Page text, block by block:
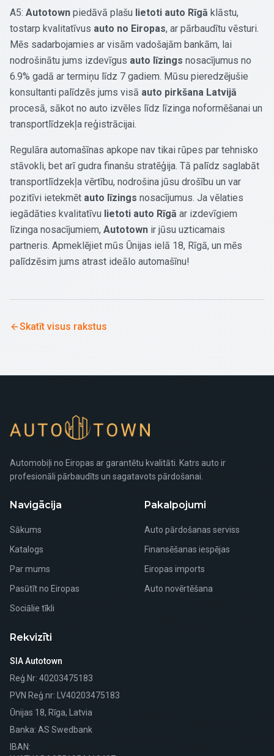
A5: Autotown piedāvā plašu lietoti auto Rīgā klāstu,
tostarp kvalitatīvus auto no Eiropas, ar pārbaudītu vēsturi.
Mēs sadarbojamies ar visām vadošajām bankām, lai
nodrošinātu jums izdevīgus auto līzings nosacījumus no
6.9% gadā ar termiņu līdz 7 gadiem. Mūsu pieredzējušie
konsultanti palīdzēs jums visā auto pirkšana Latvijā
procesā, sākot no auto izvēles līdz līzinga noformēšanai un
transportlīdzekļa reģistrācijai.
Regulāra automašīnas apkope nav tikai rūpes par tehnisko
stāvokli, bet arī gudra finanšu stratēģija. Tā palīdz saglabāt
transportlīdzekļa vērtību, nodrošina jūsu drošību un var
pozitīvi ietekmēt auto līzings nosacījumus. Ja vēlaties
iegādāties kvalitatīvu lietoti auto Rīgā ar izdevīgiem
līzinga nosacījumiem, Autotown ir jūsu uzticamais
partneris. Apmeklējiet mūs Ūnijas ielā 18, Rīgā, un mēs
palīdzēsim jums atrast ideālo automašīnu!
Skatīt visus rakstus
Automobiļi no Eiropas ar garantētu kvalitāti. Katrs auto ir
profesionāli pārbaudīts un sagatavots pārdošanai.
Navigācija
Sākums
Katalogs
Par mums
Pasūtīt no Eiropas
Sociālie tīkli
Pakalpojumi
Auto pārdošanas serviss
Finansēšanas iespējas
Eiropas imports
Auto novērtēšana
Rekvizīti
SIA Autotown
Reģ.Nr: 40203475183
PVN Reģ.nr: LV40203475183
Ūnijas 18, Rīga, Latvia
Banka: AS Swedbank
IBAN: